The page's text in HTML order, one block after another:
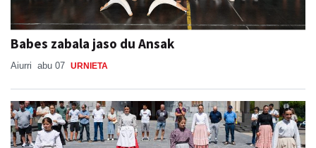
Babes zabala jaso du Ansak
Aiurri abu 07 URNIETA